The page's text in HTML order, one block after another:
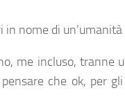
nome di
me incluso,
che ok, per